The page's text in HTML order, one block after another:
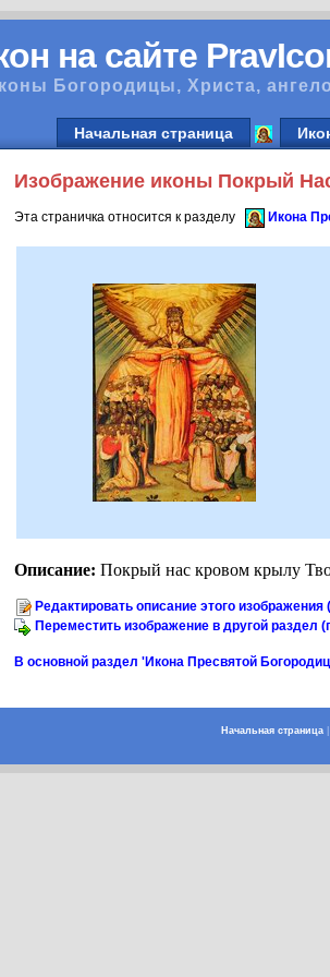
на сайте
Богородицы, Христа,
Начальная страница
Изображение иконы Покрый
Эта страничка относится к разделу Икона
Описание: Покрый нас кровом крылу
Редактировать описание этого
Переместить изображение в другой
В основной раздел 'Икона Пресвятой
Начальная страница